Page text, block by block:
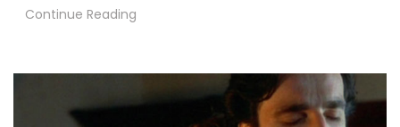
Continue Reading